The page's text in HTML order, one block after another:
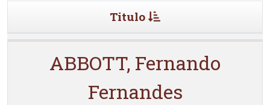
Titulo
ABBOTT, Fernando
Fernandes